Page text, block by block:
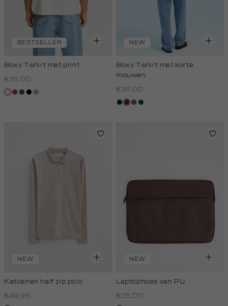
BESTSELLER
Boxy T-shirt met print
€35.00
creme,
bruin
donkergrijs
zwart
grijs,
NEW
Boxy T-shirt met korte
mouwen
€35.00
donkerblauw
bordeaux
lichtbruin
donkergroen
NEW
Katoenen half zip polo
€49.95
NEW
Laptophoes van PU
€25.00